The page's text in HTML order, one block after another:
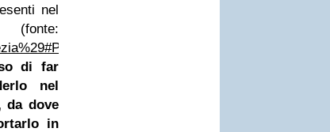
nel
di far
nel
da dove
in